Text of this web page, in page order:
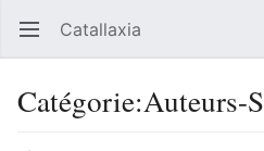
Ouvrir le menu principal Catallaxia
Catégorie:Auteurs-S